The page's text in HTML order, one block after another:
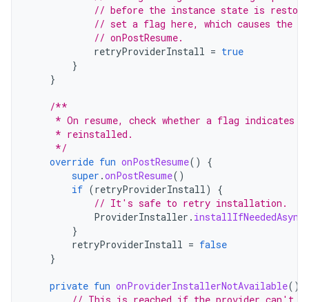
// before the instance state is
// set a flag here, which causes the
// onPostResume.
retryProviderInstall = true
}
}
/**
* On resume, check whether a flag indicates
     * reinstalled.
     */
override fun onPostResume()
{
super .onPostResume()
if (retryProviderInstall)
{
// It's safe to retry installation.
ProviderInstaller . installIfNeededAsync
}
retryProviderInstall = false
}
private fun onProviderInstallerNotAvailable()